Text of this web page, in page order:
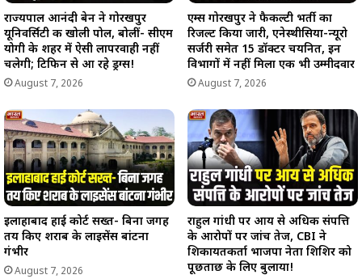
राज्यपाल आनंदी बेन ने गोरखपुर
यूनिवर्सिटी की खोली पोल, बोलीं- सीएम
योगी के शहर में ऐसी लापरवाही नहीं
चलेगी; टिफिन से आ रहे ड्रग्स!
August 7, 2026
एम्स गोरखपुर ने फैकल्टी भर्ती का
रिजल्ट किया जारी, एनेस्थीसिया-न्यूरो
सर्जरी समेत 15 डॉक्टर चयनित, इन
विभागों में नहीं मिला एक भी उम्मीदवार
August 7, 2026
इलाहाबाद हाई कोर्ट सख्त- बिना जगह
तय किए शराब के लाइसेंस बांटना
गंभीर
August 7, 2026
राहुल गांधी पर आय से अधिक संपत्ति
के आरोपों पर जांच तेज, CBI ने
शिकायतकर्ता भाजपा नेता शिशिर को
पूछताछ के लिए बुलाया!